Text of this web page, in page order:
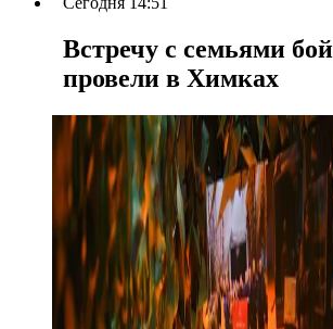
Встречу с семьями
провели в Химках